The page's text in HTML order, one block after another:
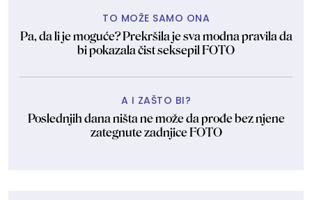
TO MOŽE SAMO ONA
Pa, da li je moguće? Prekršila je sva modna pravila da
bi pokazala čist seksepil FOTO
A I ZAŠTO BI?
Poslednjih dana ništa ne može da prođe bez njene
zategnute zadnjice FOTO